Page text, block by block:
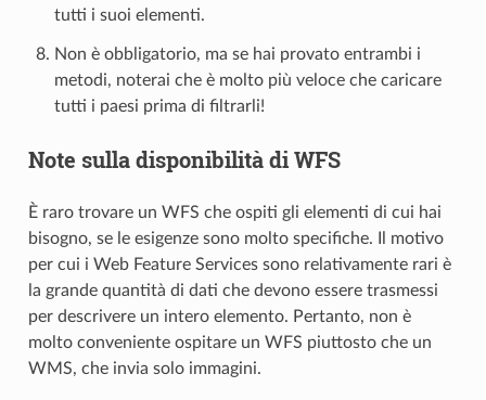
tutti i suoi elementi.
Non è obbligatorio, ma se hai provato entrambi i
metodi, noterai che è molto più veloce che caricare
tutti i paesi prima di filtrarli!
Note sulla disponibilità di WFS
È raro trovare un WFS che ospiti gli elementi di cui hai
bisogno, se le esigenze sono molto specifiche. Il motivo
per cui i Web Feature Services sono relativamente rari è
la grande quantità di dati che devono essere trasmessi
per descrivere un intero elemento. Pertanto, non è
molto conveniente ospitare un WFS piuttosto che un
WMS, che invia solo immagini.